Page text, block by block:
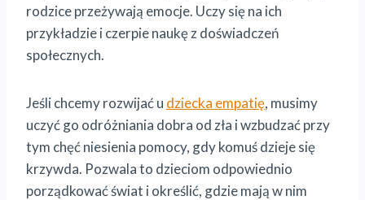
rodzice przeżywają emocje. Uczy się na ich
przykładzie i czerpie naukę z doświadczeń
społecznych.
Jeśli chcemy rozwijać u dziecka empatię, musimy
uczyć go odróżniania dobra od zła i wzbudzać przy
tym chęć niesienia pomocy, gdy komuś dzieje się
krzywda. Pozwala to dzieciom odpowiednio
porządkować świat i określić, gdzie mają w nim